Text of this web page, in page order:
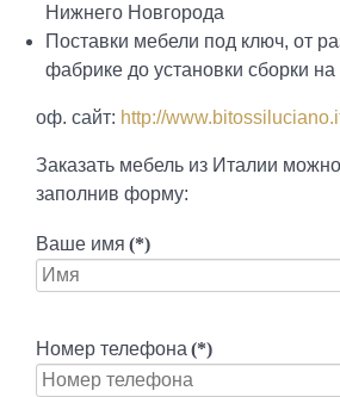
Нижнего Новгорода
Поставки мебели под ключ, от
фабрике до установки сборки на
оф. сайт: http://
Заказать мебель из Италии можно
заполнив форму:
Ваше имя (*)
Номер телефона (*)